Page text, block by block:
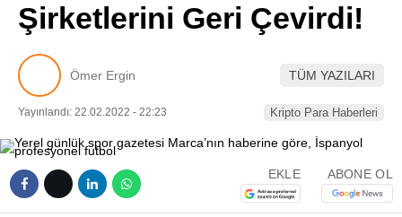
Telegram
Şirketlerini Geri Çevirdi!
Ömer Ergin TÜM YAZILARI
Yayınlandı: 22.02.2022 - 22:23 Kripto Para Haberleri
EKLE ABONE OL